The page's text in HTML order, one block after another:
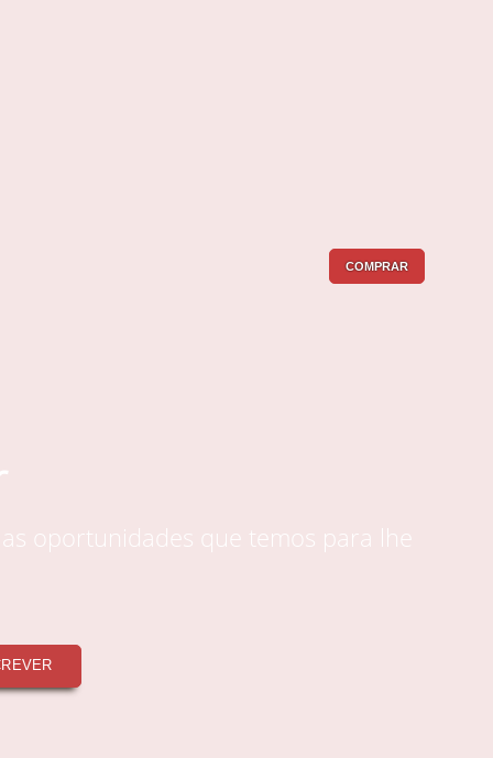
COMPRAR
oportunidades que temos para lhe